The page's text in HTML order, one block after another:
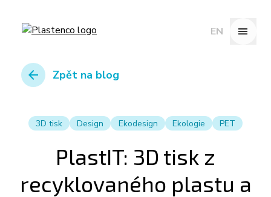
EN menu
arrow_back Zpět na blog
3D tisk Design Ekodesign Ekologie PET
PlastIT: 3D tisk z
recyklovaného plastu a